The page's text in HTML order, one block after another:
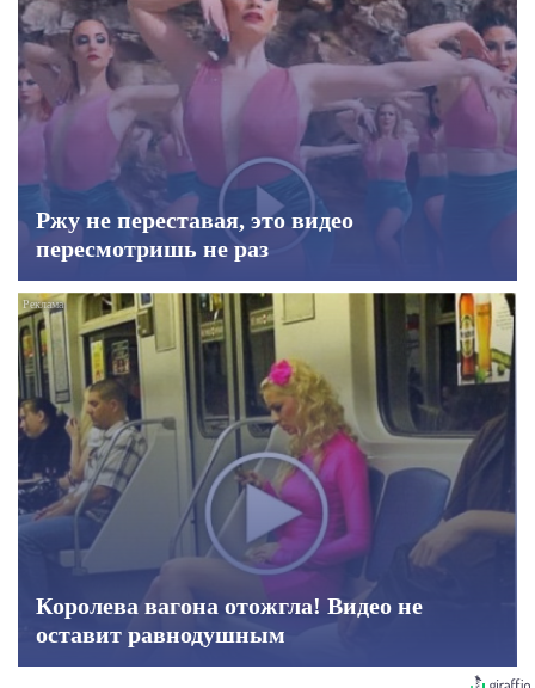
Ржу не переставая, это видео
пересмотришь не раз
Королева вагона отожгла! Видео не
оставит равнодушным